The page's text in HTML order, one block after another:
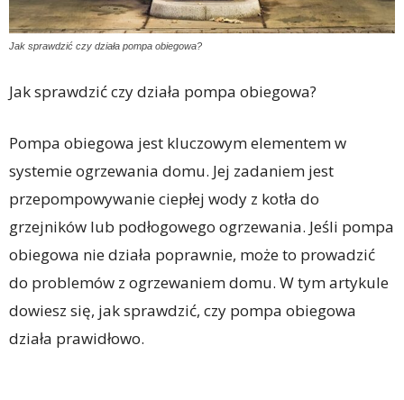
Jak sprawdzić czy działa pompa obiegowa?
Jak sprawdzić czy działa pompa obiegowa?
Pompa obiegowa jest kluczowym elementem w
systemie ogrzewania domu. Jej zadaniem jest
przepompowywanie ciepłej wody z kotła do
grzejników lub podłogowego ogrzewania. Jeśli pompa
obiegowa nie działa poprawnie, może to prowadzić
do problemów z ogrzewaniem domu. W tym artykule
dowiesz się, jak sprawdzić, czy pompa obiegowa
działa prawidłowo.